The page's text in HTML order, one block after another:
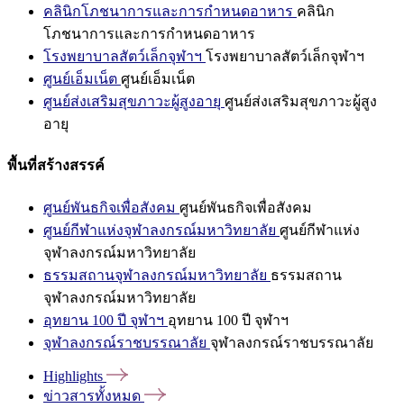
คลินิกโภชนาการและการกำหนดอาหาร คลินิก
โภชนาการและการกำหนดอาหาร
โรงพยาบาลสัตว์เล็กจุฬาฯ โรงพยาบาลสัตว์เล็กจุฬาฯ
ศูนย์เอ็มเน็ต ศูนย์เอ็มเน็ต
ศูนย์ส่งเสริมสุขภาวะผู้สูงอายุ ศูนย์ส่งเสริมสุขภาวะผู้สูง
อายุ
พื้นที่สร้างสรรค์
ศูนย์พันธกิจเพื่อสังคม ศูนย์พันธกิจเพื่อสังคม
ศูนย์กีฬาแห่งจุฬาลงกรณ์มหาวิทยาลัย ศูนย์กีฬาแห่ง
จุฬาลงกรณ์มหาวิทยาลัย
ธรรมสถานจุฬาลงกรณ์มหาวิทยาลัย ธรรมสถาน
จุฬาลงกรณ์มหาวิทยาลัย
อุทยาน 100 ปี จุฬาฯ อุทยาน 100 ปี จุฬาฯ
จุฬาลงกรณ์ราชบรรณาลัย จุฬาลงกรณ์ราชบรรณาลัย
Highlights
ข่าวสารทั้งหมด